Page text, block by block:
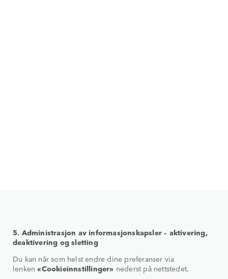
5. Administrasjon av informasjonskapsler – aktivering,
deaktivering og sletting
Du kan når som helst endre dine preferanser via
lenken«Cookieinnstillinger» nederst på nettstedet.